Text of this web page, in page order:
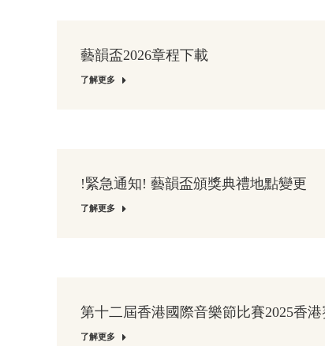
藝韻盃2026章程下載
了解更多
!緊急通知! 藝韻盃頒獎典禮地點變更
了解更多
第十二屆香港國際音樂節比賽2025香
了解更多